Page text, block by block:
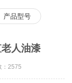
产品型号
人油漆
：2575